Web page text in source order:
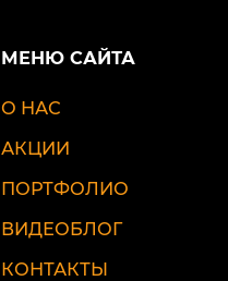
МЕНЮ САЙТА
О НАС
АКЦИИ
ПОРТФОЛИО
ВИДЕОБЛОГ
КОНТАКТЫ